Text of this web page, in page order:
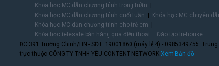
Khóa học MC dẫn chương trình trong tuần
Khóa học MC dẫn chương trình cuối tuần
Khóa học MC chuyên
Khóa học MC dẫn chương trình cho trẻ em
Khóa học telesale bán hàng qua điện thoại
Đào tạo In-house
ĐC:391 Trường Chinh/HN - SĐT: 19001860 (máy lẻ 4) - 0985349755.
trực thuộc CÔNG TY TNHH YÊU CONTENT NETWORK.Xem Bản đồ